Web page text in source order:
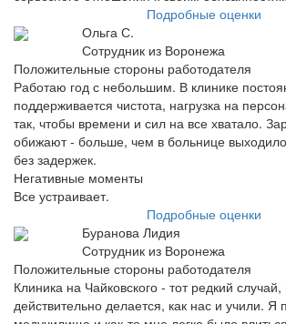
Подробные оценки
Ольга С.
Сотрудник из Воронежа
Положительные стороны работодателя
Работаю год с небольшим. В клинике
поддерживается чистота, нагрузка на
так, чтобы времени и сил на все хватало.
обижают - больше, чем в больнице
без задержек.
Негативные моменты
Все устраивает.
Подробные оценки
Буранова Лидия
Сотрудник из Воронежа
Положительные стороны работодателя
Клиника на Чайковского - тот редкий случай,
действительно делается, как нас и учили.